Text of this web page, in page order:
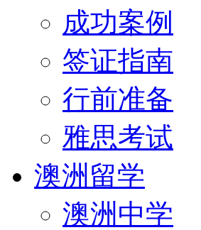
成功案例
签证指南
行前准备
雅思考试
澳洲留学
澳洲中学